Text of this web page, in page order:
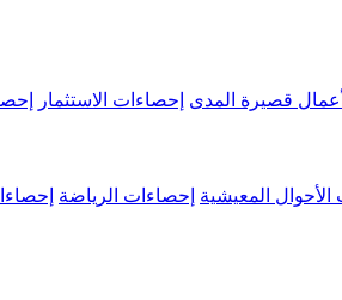
قصيرة المدى إحصاءات الاستثمار
الأحوال المعيشية إحصاءات الرياضة